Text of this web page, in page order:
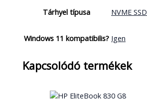
Tárhyel típusa NVME SSD
Windows 11 kompatibilis? Igen
Kapcsolódó termékek